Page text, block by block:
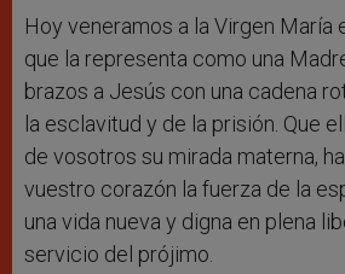
Hoy veneramos a la Virgen María
que la representa como una
brazos a Jesús con una cadena
la esclavitud y de la prisión. Que
de vosotros su mirada materna,
vuestro corazón la fuerza de la
una vida nueva y digna en plena
servicio del prójimo.